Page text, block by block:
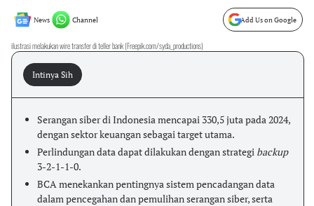
News Channel Add Us on Google
ilustrasi melakukan wire transfer di teller bank (Freepik.com/syda_productions)
Intinya Sih
Serangan siber di Indonesia mencapai 330,5 juta pada 2024,
dengan sektor keuangan sebagai target utama.
Perlindungan data dapat dilakukan dengan strategi backup
3-2-1-1-0.
BCA menekankan pentingnya sistem pencadangan data
dalam pencegahan dan pemulihan serangan siber, serta